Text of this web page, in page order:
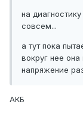
на
совсем...
а тут пока
вокруг нее
напряжение
АКБ